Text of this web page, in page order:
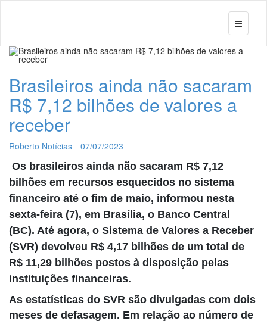
Brasileiros ainda não sacaram
R$ 7,12 bilhões de valores a
receber
Roberto Notícias
07/07/2023
Os brasileiros ainda não sacaram R$ 7,12
bilhões em recursos esquecidos no sistema
financeiro até o fim de maio, informou nesta
sexta-feira (7), em Brasília, o Banco Central
(BC). Até agora, o Sistema de Valores a Receber
(SVR) devolveu R$ 4,17 bilhões de um total de
R$ 11,29 bilhões postos à disposição pelas
instituições financeiras.
As estatísticas do SVR são divulgadas com dois
meses de defasagem. Em relação ao número de